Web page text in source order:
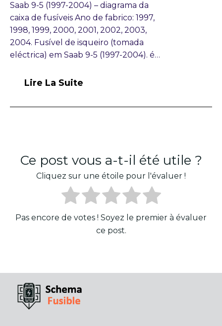
Saab 9-5 (1997-2004) – diagrama da
caixa de fusíveis Ano de fabrico: 1997,
1998, 1999, 2000, 2001, 2002, 2003,
2004. Fusível de isqueiro (tomada
eléctrica) em Saab 9-5 (1997-2004). é…
Lire La Suite
Ce post vous a-t-il été utile ?
Cliquez sur une étoile pour l'évaluer !
Pas encore de votes ! Soyez le premier à évaluer
ce post.